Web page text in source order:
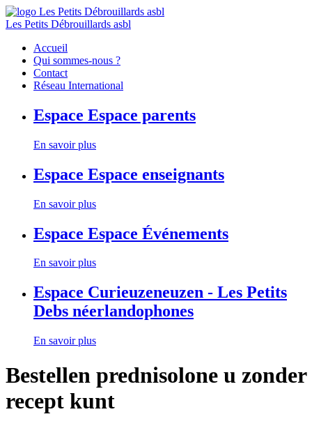
Les Petits Débrouillards asbl
Accueil
Qui sommes-nous ?
Contact
Réseau International
Espace Espace parents
En savoir plus
Espace Espace enseignants
En savoir plus
Espace Espace Événements
En savoir plus
Espace Curieuzeneuzen - Les Petits
Debs néerlandophones
En savoir plus
Bestellen prednisolone u zonder
recept kunt